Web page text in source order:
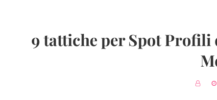
9 tattiche per Spot
BY